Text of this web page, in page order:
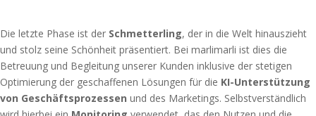
Die letzte Phase ist der Schmetterling, der in die Welt hinauszieht
und stolz seine Schönheit präsentiert. Bei marlimarli ist dies die
Betreuung und Begleitung unserer Kunden inklusive der stetigen
Optimierung der geschaffenen Lösungen für die KI-Unterstützung
von Geschäftsprozessen und des Marketings. Selbstverständlich